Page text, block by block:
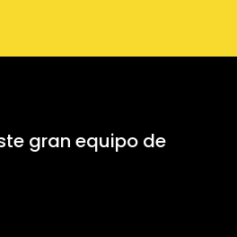
gran equipo de